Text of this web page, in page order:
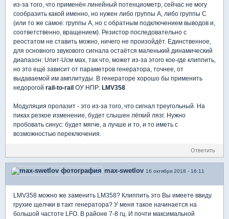
из-за того, что применён линейный потенциометр, сейчас не могу
сообразить какой именно, но нужен либо группы А, либо группы С
(или то же самое: группы А, но с обратным подключением выводов и,
соответственно, вращением). Резистор последовательно с
реостатом не ставить можно, ничего не произойдёт. Единственное,
для основного звукового сигнала остаётся маленький динамический
диапазон: Uпит-Uсм мах, так что, может из-за этого кое-где клиппить,
но это ещё зависит от параметров генератора, точнее, от
выдаваемой им амплитуды. В генераторе хорошо бы применить
недорогой rail-to-rail ОУ НПР: LMV358
Модуляция пролазит - это из-за того, что сигнал треугольный. На
пиках резкое изменение, будет слышен лёгкий лязг. Нужно
пробовать синус: будет мягче, а лучше и то, и то иметь с
возможностью переключения.
Ответить
max-swetlov 16 октября 2018 - 16:11
LMV358 можно же заменить LM358? Клиппить это Вы имеете ввиду
грухие щелчки в такт генератора? У меня такое начинается на
большой частоте LFO. В районе 7-8 гц. И почти максимальной